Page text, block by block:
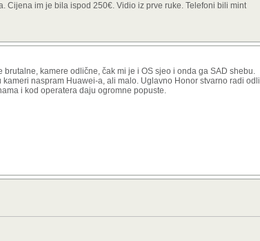
Cijena im je bila ispod 250€. Vidio iz prve ruke. Telefoni bili mint
kamere odlične, čak mi je i OS sjeo i onda ga SAD shebu.
naspram Huawei-a, ali malo. Uglavno Honor stvarno radi
i kod operatera daju ogromne popuste.